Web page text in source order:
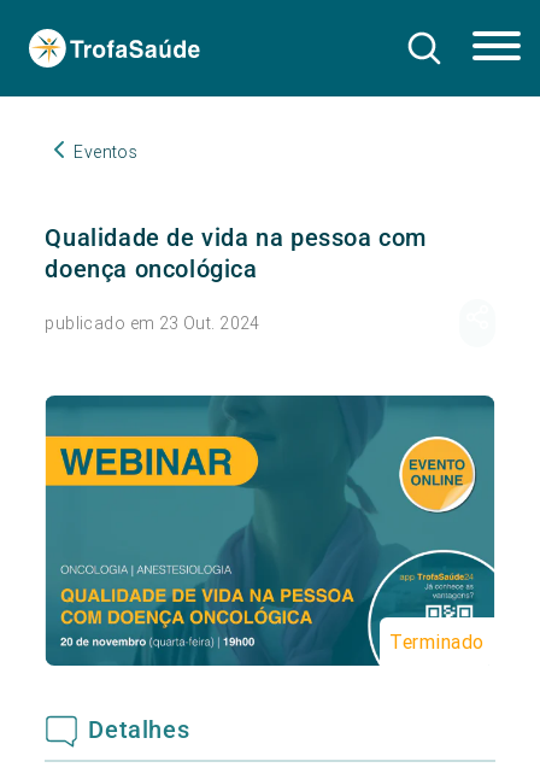
Eventos
Qualidade de vida na pessoa com
doença oncológica
publicado em 23 Out. 2024
Terminado
Detalhes